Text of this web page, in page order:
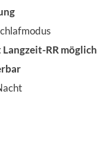
RR möglich